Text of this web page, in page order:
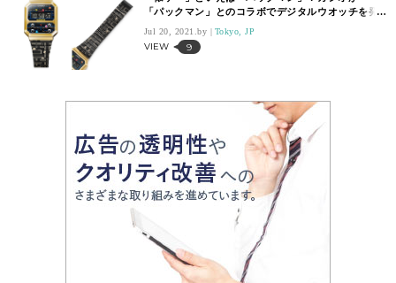
「パックマン」とのコラボでデジタルウオッチを発
売
Jul 20, 2021. Tokyo, JP
VIEW 9